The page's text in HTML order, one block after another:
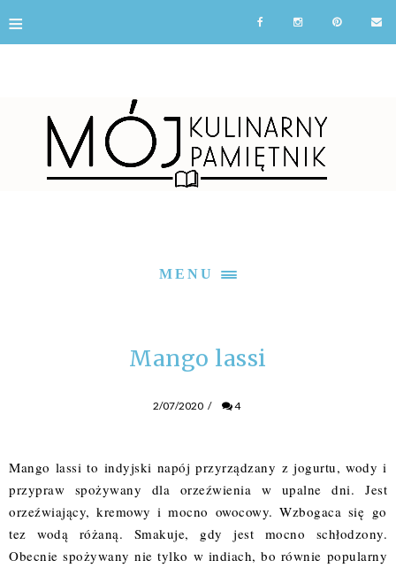
≡
MENU
Mango lassi
2/07/2020 / 4
Mango lassi to indyjski napój przyrządzany z jogurtu, wody i
przypraw spożywany dla orzeźwienia w upalne dni. Jest
orzeźwiający, kremowy i mocno owocowy. Wzbogaca się go
tez wodą różaną. Smakuje, gdy jest mocno schłodzony.
Obecnie spożywany nie tylko w indiach, bo równie popularny